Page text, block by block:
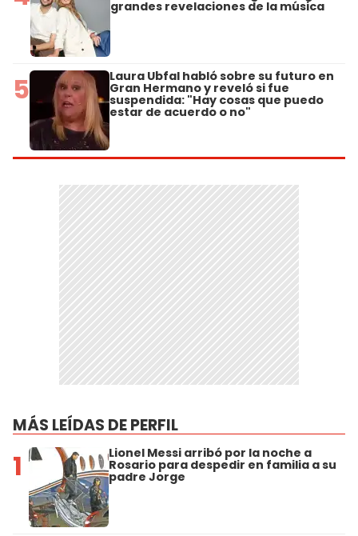
grandes revelaciones de la música
5 Laura Ubfal habló sobre su futuro en
Gran Hermano y reveló si fue
suspendida: "Hay cosas que puedo
estar de acuerdo o no"
MÁS LEÍDAS DE PERFIL
1 Lionel Messi arribó por la noche a
Rosario para despedir en familia a su
padre Jorge